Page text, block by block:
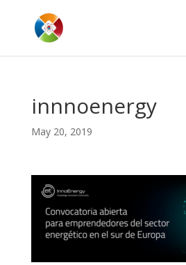
innnoenergy
May 20, 2019